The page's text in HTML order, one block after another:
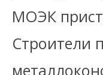
МОЭК
Строители